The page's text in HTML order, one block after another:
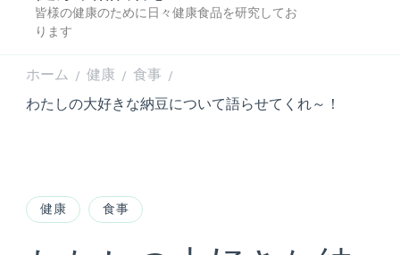
皆様の健康のために日々健康食品を研究してお
ります
ホーム / 健康 / 食事 /
わたしの大好きな納豆について語らせてくれ～！
健康 食事